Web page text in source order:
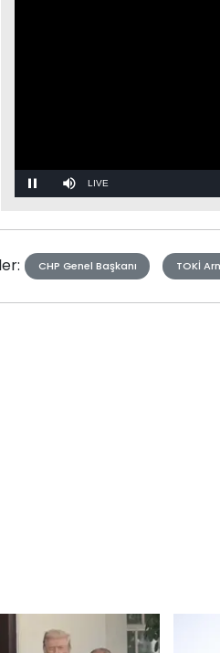
Mute Stream
CHP Genel Başkanı TOKİ